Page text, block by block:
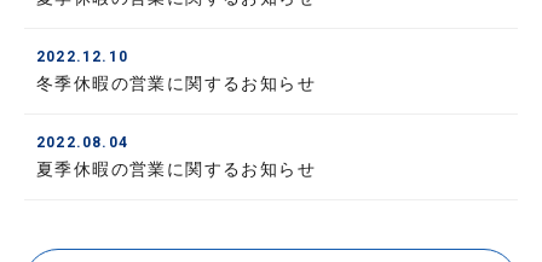
2022.12.10
冬季休暇の営業に関するお知らせ
2022.08.04
夏季休暇の営業に関するお知らせ